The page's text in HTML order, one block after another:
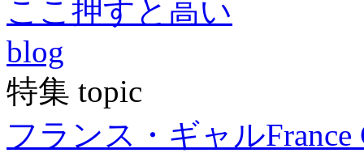
ここ押すと高い
blog
特集 topic
フランス・ギャルFrance